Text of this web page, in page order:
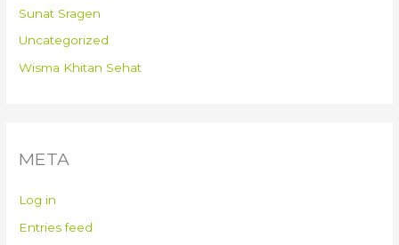
Sunat Sragen
Uncategorized
Wisma Khitan Sehat
META
Log in
Entries feed